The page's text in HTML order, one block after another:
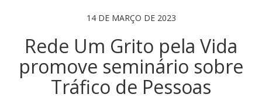
14 DE MARÇO DE 2023
Rede Um Grito pela Vida
promove seminário sobre
Tráfico de Pessoas